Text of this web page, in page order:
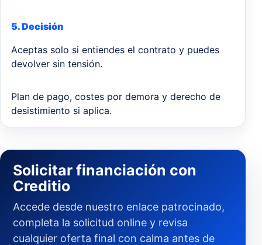
5. Decisión
Aceptas solo si entiendes el contrato y puedes
devolver sin tensión.
Plan de pago, costes por demora y derecho de
desistimiento si aplica.
Solicitar financiación con
Creditio
Accede desde nuestro enlace patrocinado,
completa la solicitud online y revisa
cualquier oferta final con calma antes de